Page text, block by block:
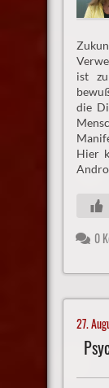
ist
die
Hier
0
27.